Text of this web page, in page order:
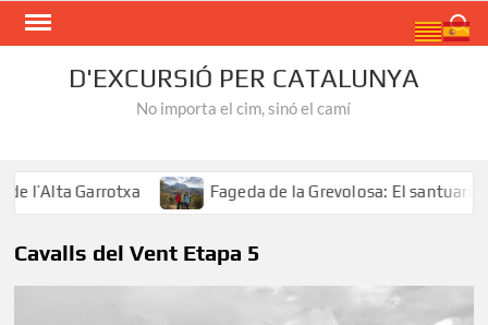
Skip
D'EXCURSIÓ PER CATALUNYA
No importa el cim, sinó el camí
l’Alta Garrotxa Fageda de la Grevolosa: El santuari
Cavalls del Vent Etapa 5